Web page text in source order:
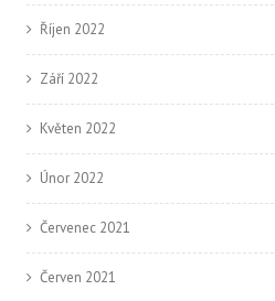
Říjen 2022
Září 2022
Květen 2022
Únor 2022
Červenec 2021
Červen 2021